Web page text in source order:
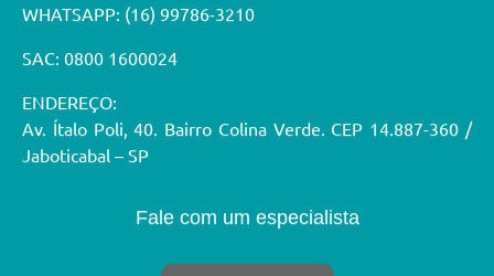
WHATSAPP: (16) 99786-3210
SAC: 0800 1600024
ENDEREÇO:
Av. Ítalo Poli, 40. Bairro Colina Verde. CEP 14.887-360 /
Jaboticabal – SP
Fale com um especialista